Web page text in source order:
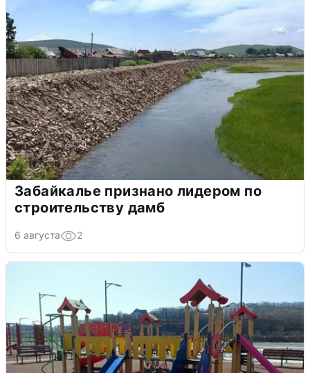
Забайкалье признано лидером по
строительству дамб
6 августа 2